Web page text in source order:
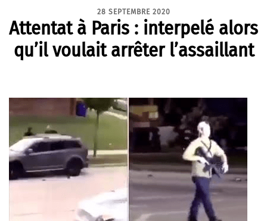
28 SEPTEMBRE 2020
Attentat à Paris : interpelé alors
qu’il voulait arrêter l’assaillant